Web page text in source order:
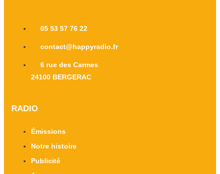
05 53 57 76 22
contact@happyradio.fr
6 rue des Carmes
24100 BERGERAC
RADIO
Émissions
Notre histoire
Publicité